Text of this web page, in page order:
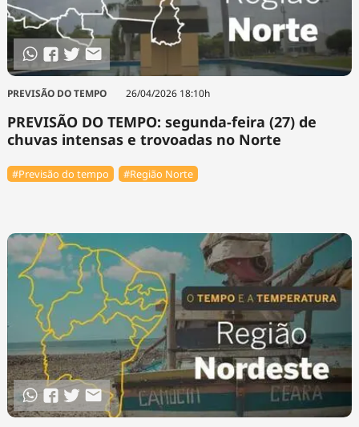
PREVISÃO DO TEMPO 26/04/2026 18:10h
PREVISÃO DO TEMPO: segunda-feira (27) de
chuvas intensas e trovoadas no Norte
#Previsão do tempo #Região Norte